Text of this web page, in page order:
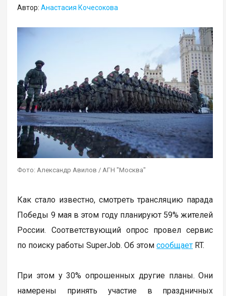
Автор:Анастасия Кочесокова
Фото: Александр Авилов / АГН "Москва"
Как стало известно, смотреть трансляцию парада
Победы 9 мая в этом году планируют 59% жителей
России. Соответствующий опрос провел сервис
по поиску работы SuperJob. Об этомсообщает RT.
При этом у 30% опрошенных другие планы. Они
намерены принять участие в праздничных